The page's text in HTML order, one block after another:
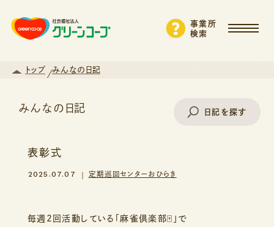
事業所
検索
トップ みんなの日記
みんなの日記 日記を探す
エリアから探す
表彰式
2025.07.07 定期巡回センターおひらき
毎週2回活動している「麻雀倶楽部🀄」で